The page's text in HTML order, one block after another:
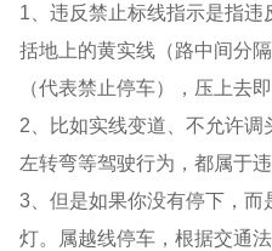
1、违反禁止标线指示是指
括地上的黄实线（路中间分
（代表禁止停车），压上去
2、比如实线变道、不允许
左转弯等驾驶行为，都属于
3、但是如果你没有停下，
灯。属越线停车，根据交通